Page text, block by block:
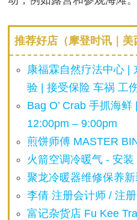
推荐好店（摩登时讯｜美
康福霖自然疗法中心 |
验 | 接受保险 车祸 工
Bag O’ Crab 手抓海鲜
12:00pm – 9:00pm
煎饼师傅 MASTER
火箭空调冷暖气 - 安装
聚龙冷暖器维修保养新
李倩 注册会计师 / 注
富记杂货店 Fu Kee